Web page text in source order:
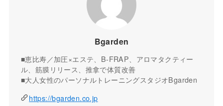
Bgarden
■恵比寿／加圧×エステ、B-FRAP、アロマタクティー
ル、筋膜リリース、推拿で体質改善
■大人女性のパーソナルトレーニングスタジオBgarden
https://bgarden.co.jp